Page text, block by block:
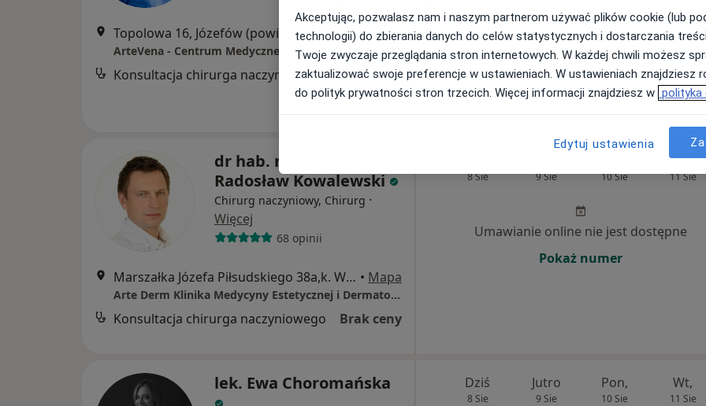
Topolowa 16, Józefów (powiat otwocki)• Mapa
ArteVena - Centrum Medyczne
Konsultacja chirurga naczyniowego 350 zł
Poproś o wizytę
dr hab. n. med.
Radosław Kowalewski
Chirurg naczyniowy, Chirurg ·
Więcej
68 opinii
Marszałka Józefa Piłsudskiego 38a,k. Warszawa,, Józefów (powiat otwocki) • Mapa
Arte Derm Klinika Medycyny Estetycznej i Dermatologii
Konsultacja chirurga naczyniowego Brak ceny
8 Sie 9 Sie 10 Sie
Wt,
11 Sie
Umawianie online nie jest dostępne
Pokaż numer
lek. Ewa Choromańska Dziś
8 Sie
Jutro
9 Sie
Pon,
10 Sie
Wt,
11 Sie
Akceptując, pozwalasz nam i naszym partnerom używać plików cookie (lub
technologii) do zbierania danych do celów statystycznych i dostarczania
Twoje zwyczaje przeglądania stron internetowych. W każdej chwili możesz
zaktualizować swoje preferencje w ustawieniach. W ustawieniach znajdziesz
do polityk prywatności stron trzecich. Więcej informacji znajdziesz w polityka
Edytuj ustawienia